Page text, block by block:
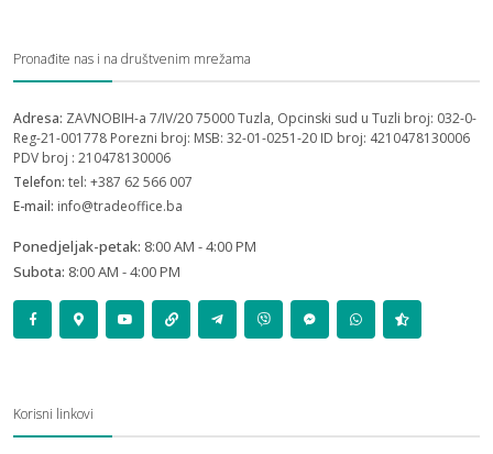
Pronađite nas i na društvenim mrežama
Adresa: ZAVNOBIH-a 7/IV/20 75000 Tuzla, Opcinski sud u Tuzli broj: 032-0-
Reg-21-001778 Porezni broj: MSB: 32-01-0251-20 ID broj: 4210478130006
PDV broj : 210478130006
Telefon: tel: +387 62 566 007
E-mail: info@tradeoffice.ba
Ponedjeljak-petak: 8:00 AM - 4:00 PM
Subota: 8:00 AM - 4:00 PM
Korisni linkovi